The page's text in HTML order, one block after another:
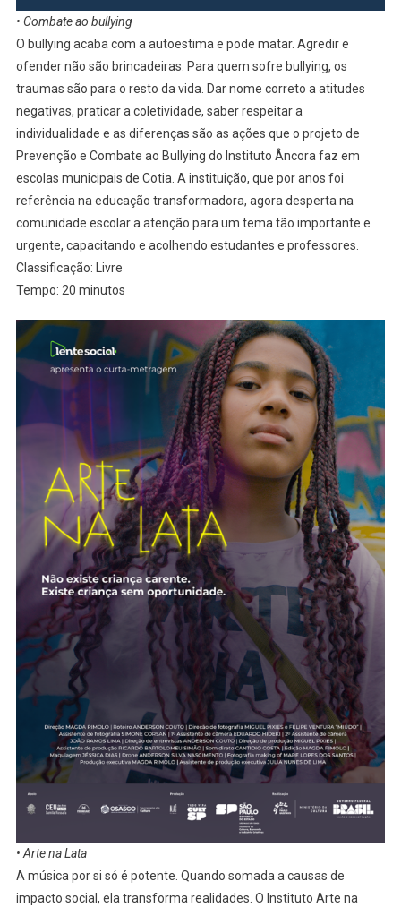
• Combate ao bullying
O bullying acaba com a autoestima e pode matar. Agredir e
ofender não são brincadeiras. Para quem sofre bullying, os
traumas são para o resto da vida. Dar nome correto a atitudes
negativas, praticar a coletividade, saber respeitar a
individualidade e as diferenças são as ações que o projeto de
Prevenção e Combate ao Bullying do Instituto Âncora faz em
escolas municipais de Cotia. A instituição, que por anos foi
referência na educação transformadora, agora desperta na
comunidade escolar a atenção para um tema tão importante e
urgente, capacitando e acolhendo estudantes e professores.
Classificação: Livre
Tempo: 20 minutos
• Arte na Lata
A música por si só é potente. Quando somada a causas de
impacto social, ela transforma realidades. O Instituto Arte na